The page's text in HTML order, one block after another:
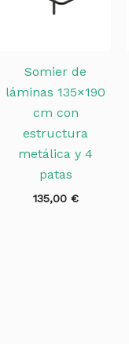
Somier de
láminas 135×190
cm con
estructura
metálica y 4
patas
135,00 €